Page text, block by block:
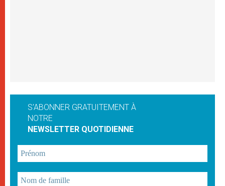
S'ABONNER GRATUITEMENT À
NOTRE
NEWSLETTER QUOTIDIENNE